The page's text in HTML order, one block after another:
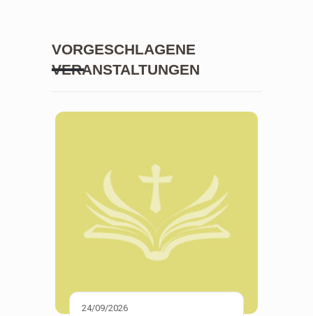
VORGESCHLAGENE
VERANSTALTUNGEN
24/09/2026